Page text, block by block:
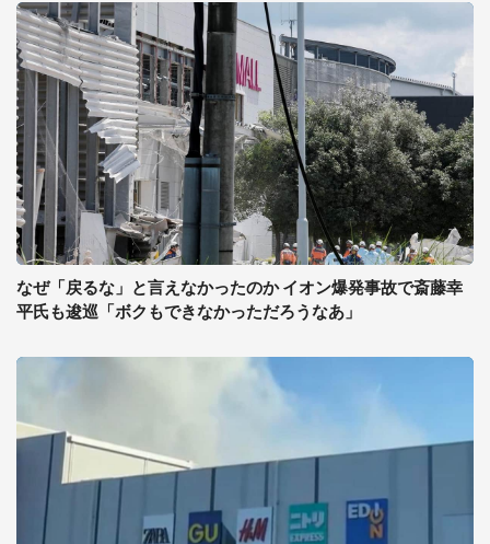
なぜ「戻るな」と言えなかったのか イオン爆発事故で斎藤幸
平氏も逡巡「ボクもできなかっただろうなあ」